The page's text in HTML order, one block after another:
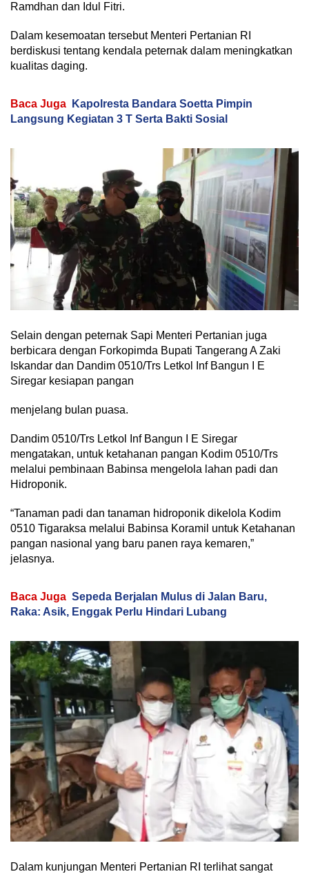
Ramdhan dan Idul Fitri.
Dalam kesemoatan tersebut Menteri Pertanian RI
berdiskusi tentang kendala peternak dalam meningkatkan
kualitas daging.
Baca Juga
Kapolresta Bandara Soetta Pimpin
Langsung Kegiatan 3 T Serta Bakti Sosial
Selain dengan peternak Sapi Menteri Pertanian juga
berbicara dengan Forkopimda Bupati Tangerang A Zaki
Iskandar dan Dandim 0510/Trs Letkol Inf Bangun I E
Siregar kesiapan pangan
menjelang bulan puasa.
Dandim 0510/Trs Letkol Inf Bangun I E Siregar
mengatakan, untuk ketahanan pangan Kodim 0510/Trs
melalui pembinaan Babinsa mengelola lahan padi dan
Hidroponik.
“Tanaman padi dan tanaman hidroponik dikelola Kodim
0510 Tigaraksa melalui Babinsa Koramil untuk Ketahanan
pangan nasional yang baru panen raya kemaren,”
jelasnya.
Baca Juga Sepeda Berjalan Mulus di Jalan Baru,
Raka: Asik, Enggak Perlu Hindari Lubang
Dalam kunjungan Menteri Pertanian RI terlihat sangat